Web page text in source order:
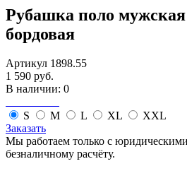
Рубашка поло мужская
бордовая
Артикул 1898.55
1 590 руб.
В наличии: 0
S M L XL
XXL
Заказать
Мы работаем только с
безналичному расчёту.